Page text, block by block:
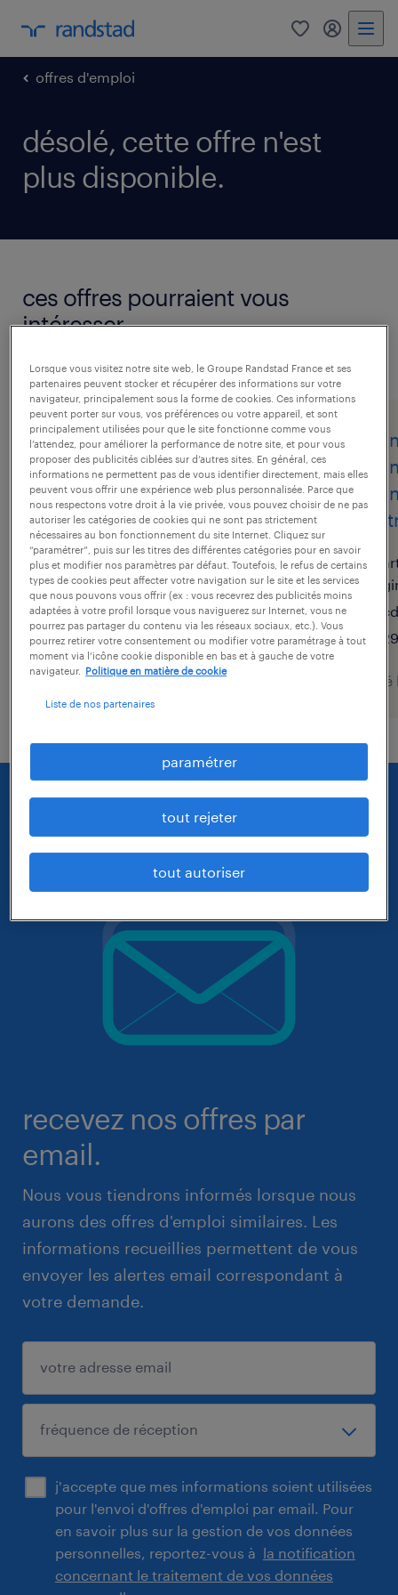
0 mon
offres d'emploi
désolé, cette offre n'est
plus disponible.
ces offres pourraient vous
intéresser.
technicien industrie /
technicien collectivités
(f/h)
cormeilles-en-parisis, val-
d'oise
cdi
32 000 € par année
publié le 27 juillet 2026
recevez nos offres par
email.
Nous vous tiendrons informés lorsque nous
aurons des offres d'emploi similaires. Les
informations recueillies permettent de vous
envoyer les alertes email correspondant à
votre demande.
j'accepte que mes informations soient utilisées
pour l'envoi d'offres d'emploi par email. Pour
en savoir plus sur la gestion de vos données
personnelles, reportez-vous à la notification
concernant le traitement de vos données
Lorsque vous visitez notre site web, le Groupe Randstad France et ses
partenaires peuvent stocker et récupérer des informations sur votre
navigateur, principalement sous la forme de cookies. Ces informations
peuvent porter sur vous, vos préférences ou votre appareil, et sont
principalement utilisées pour que le site fonctionne comme vous
l’attendez, pour améliorer la performance de notre site, et pour vous
proposer des publicités ciblées sur d’autres sites. En général, ces
informations ne permettent pas de vous identifier directement, mais elles
peuvent vous offrir une expérience web plus personnalisée. Parce que
nous respectons votre droit à la vie privée, vous pouvez choisir de ne pas
autoriser les catégories de cookies qui ne sont pas strictement
nécessaires au bon fonctionnement du site Internet. Cliquez sur
“paramétrer”, puis sur les titres des différentes catégories pour en savoir
plus et modifier nos paramètres par défaut. Toutefois, le refus de certains
types de cookies peut affecter votre navigation sur le site et les services
que nous pouvons vous offrir (ex : vous recevrez des publicités moins
adaptées à votre profil lorsque vous naviguerez sur Internet, vous ne
pourrez pas partager du contenu via les réseaux sociaux, etc.). Vous
pourrez retirer votre consentement ou modifier votre paramétrage à tout
moment via l’icône cookie disponible en bas et à gauche de votre
navigateur.
Politique en matière de cookie
Liste de nos partenaires
paramétrer
tout rejeter
tout autoriser